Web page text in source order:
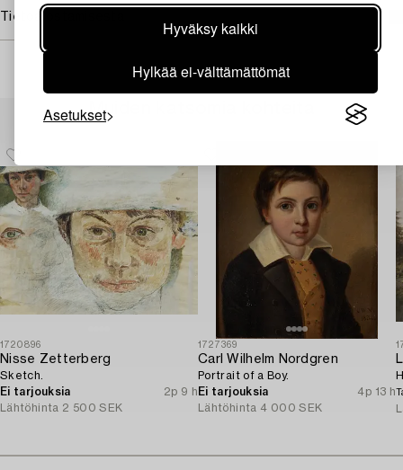
Hyväksy kaikki
Hylkää ei-välttämättömät
Asetukset
Tietoa ostamisesta
Muiden katsomia kohteita
1720896
Nisse Zetterberg
Sketch.
Ei tarjouksia
2p 9 h
Lähtöhinta 2 500 SEK
1727369
Carl Wilhelm Nordgren
Portrait of a Boy.
Ei tarjouksia
4p 13 h
Lähtöhinta 4 000 SEK